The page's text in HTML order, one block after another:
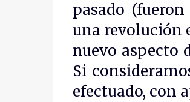
pasado
una revolución
nuevo aspecto
Si
efectuado, con